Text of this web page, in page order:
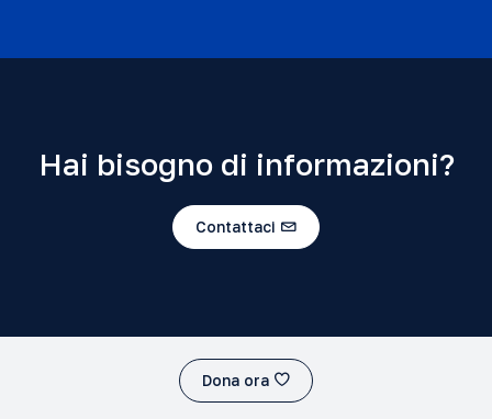
Hai bisogno di informazioni?
Contattaci
Dona ora